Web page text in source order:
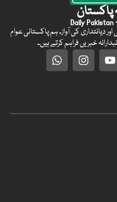
پاکستان
Daily Pakistan
سے سچائی اور دیانتداری کی آواز۔ ہم پاکستانی عوام
خبریں فراہم کرتے ہیں۔